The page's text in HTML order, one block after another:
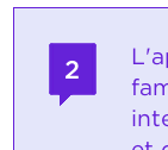
2